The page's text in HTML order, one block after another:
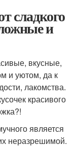
сладкого
и
вкусные,
и уютом, да к
лакомства.
красивого
является
неразрешимой.